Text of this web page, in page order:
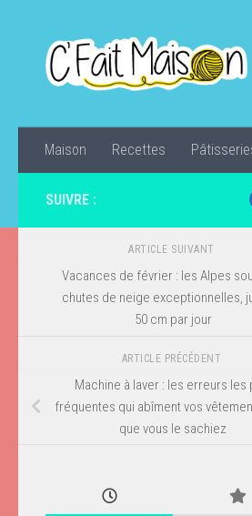
Maison Recettes
SUIVRE :
ARTICLE SUIVANT
Vacances de février : les Alpes
chutes de neige exceptionnelles,
50 cm par jour
ARTICLE PRÉCÉDENT
Machine à laver : les erreurs les
fréquentes qui abîment vos
que vous le sachiez